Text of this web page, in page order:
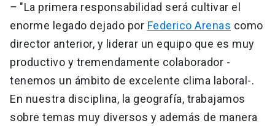
– "La primera responsabilidad será cultivar el
enorme legado dejado por Federico Arenas como
director anterior, y liderar un equipo que es muy
productivo y tremendamente colaborador -
tenemos un ámbito de excelente clima laboral-.
En nuestra disciplina, la geografía, trabajamos
sobre temas muy diversos y además de manera